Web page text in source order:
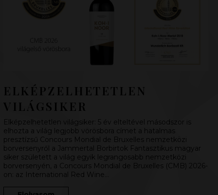
ELKÉPZELHETETLEN
VILÁGSIKER
Elképzelhetetlen világsiker: 5 év elteltével másodszor is
elhozta a világ legjobb vörösbora címet a hatalmas
presztízsű Concours Mondial de Bruxelles nemzetközi
borversenyről a Jammertal Borbirtok Fantasztikus magyar
siker született a világ egyik legrangosabb nemzetközi
borversenyén, a Concours Mondial de Bruxelles (CMB) 2026-
on: az International Red Wine…